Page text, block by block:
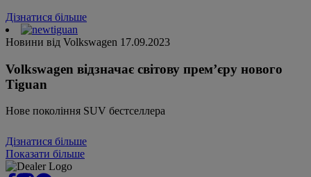
Дізнатися більше
Новини від Volkswagen 17.09.2023
Volkswagen відзначає світову премʼєру нового
Tiguan
Нове покоління SUV бестселлера
Дізнатися більше
Показати більше